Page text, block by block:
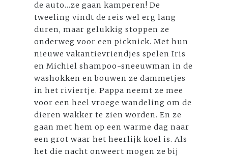
de auto...ze gaan kamperen! De
tweeling vindt de reis wel erg lang
duren, maar gelukkig stoppen ze
onderweg voor een picknick. Met hun
nieuwe vakantievriendjes spelen Iris
en Michiel shampoo-sneeuwman in de
washokken en bouwen ze dammetjes
in het riviertje. Pappa neemt ze mee
voor een heel vroege wandeling om de
dieren wakker te zien worden. En ze
gaan met hem op een warme dag naar
een grot waar het heerlijk koel is. Als
het die nacht onweert mogen ze bij